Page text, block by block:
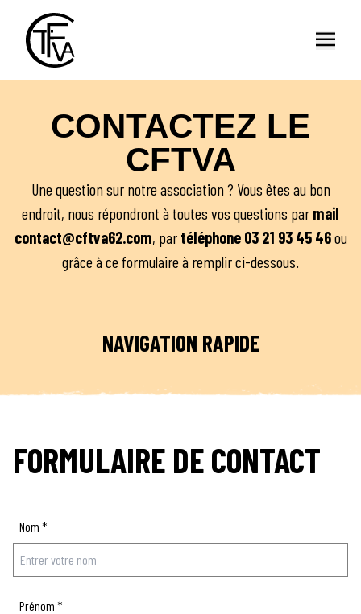
CONTACTEZ LE
CFTVA
Une question sur notre association ? Vous êtes au bon
endroit, nous répondront à toutes vos questions par mail
contact@cftva62.com, par téléphone 03 21 93 45 46ou
grâce à ce formulaire à remplir ci-dessous.
NAVIGATION RAPIDE
FORMULAIRE DE CONTACT
Nom *
Prénom *